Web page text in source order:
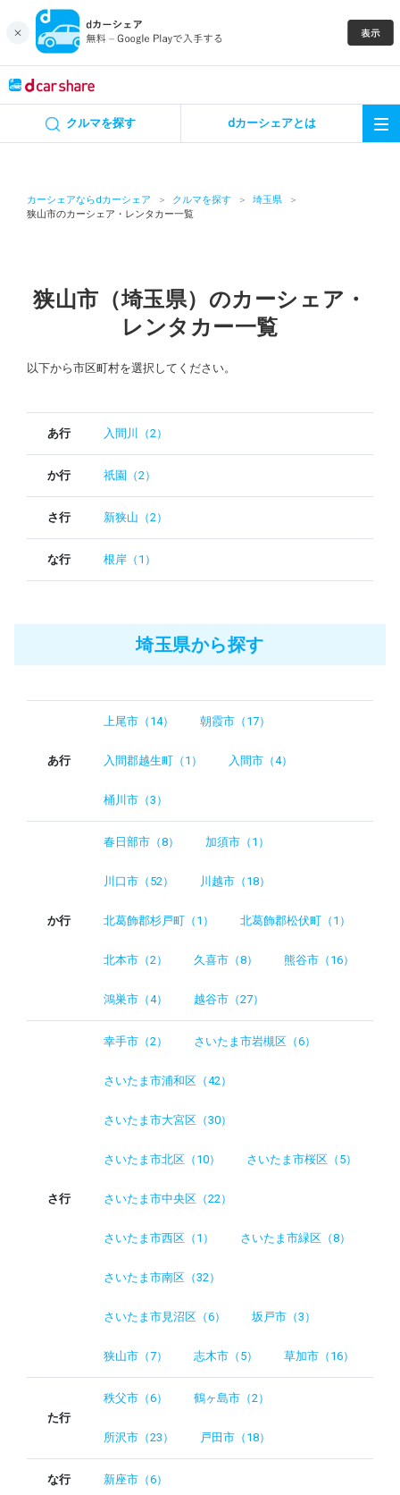
クルマを探す dカーシェアとは
カーシェアならdカーシェア クルマを探す
埼玉県
狭山市のカーシェア・レンタカー一覧
狭山市（埼玉県）のカーシェア・
レンタカー一覧
以下から市区町村を選択してください。
あ行 入間川（2）
か行 祇園（2）
さ行 新狭山（2）
な行 根岸（1）
埼玉県から探す
あ行
上尾市（14） 朝霞市（17）
入間郡越生町（1） 入間市（4）
桶川市（3）
か行
春日部市（8） 加須市（1）
川口市（52） 川越市（18）
北葛飾郡杉戸町（1） 北葛飾郡松伏町（1）
北本市（2） 久喜市（8） 熊谷市（16）
鴻巣市（4） 越谷市（27）
さ行
幸手市（2） さいたま市岩槻区（6）
さいたま市浦和区（42）
さいたま市大宮区（30）
さいたま市北区（10） さいたま市桜区（5）
さいたま市中央区（22）
さいたま市西区（1） さいたま市緑区（8）
さいたま市南区（32）
さいたま市見沼区（6） 坂戸市（3）
狭山市（7） 志木市（5） 草加市（16）
た行
秩父市（6） 鶴ヶ島市（2）
所沢市（23） 戸田市（18）
な行 新座市（6）
カーシェア
特集
アプリの使い方